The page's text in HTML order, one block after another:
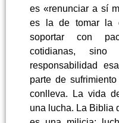
es «renunciar a sí
es la de tomar la
soportar con
cotidianas,
responsabilidad
parte de
conlleva. La vida
una lucha. La Biblia